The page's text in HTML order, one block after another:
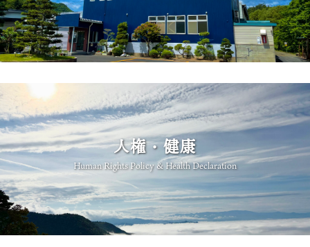
人権・健康
Human Rights Policy & Health Declaration